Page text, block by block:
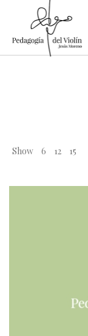
Show 6 12 15